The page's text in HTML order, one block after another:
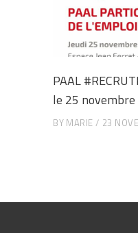
PAAL
le 25
BY MARIE 23